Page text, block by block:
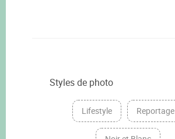
Styles de photo
Lifestyle Reportage